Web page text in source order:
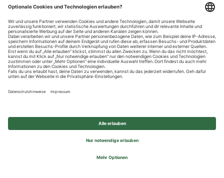
Datenschutzhinweise
Impressum
Privatsphäre-Einstellungen
© 2026 REWE Group - All rights reserved